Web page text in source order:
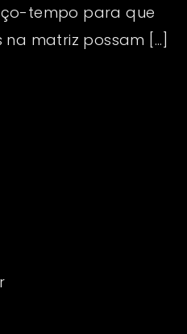
tempo para que
matriz possam […]